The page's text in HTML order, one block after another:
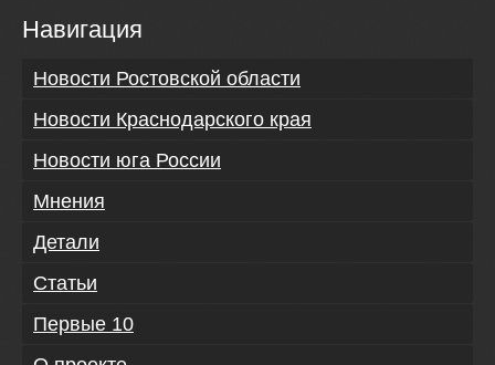
Навигация
Новости Ростовской области
Новости Краснодарского края
Новости юга России
Мнения
Детали
Статьи
Первые 10